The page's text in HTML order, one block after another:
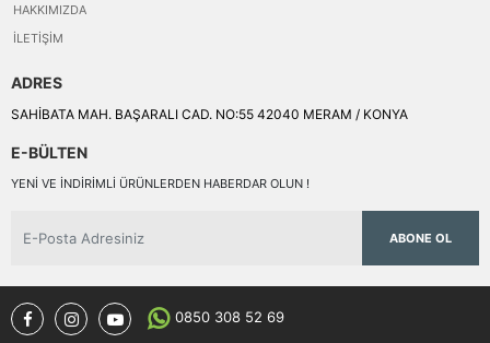
HAKKIMIZDA
İLETIŞIM
ADRES
SAHİBATA MAH. BAŞARALI CAD. NO:55 42040 MERAM / KONYA
E-BÜLTEN
YENI VE INDIRIMLI ÜRÜNLERDEN HABERDAR OLUN !
ABONE OL
0850 308 52 69